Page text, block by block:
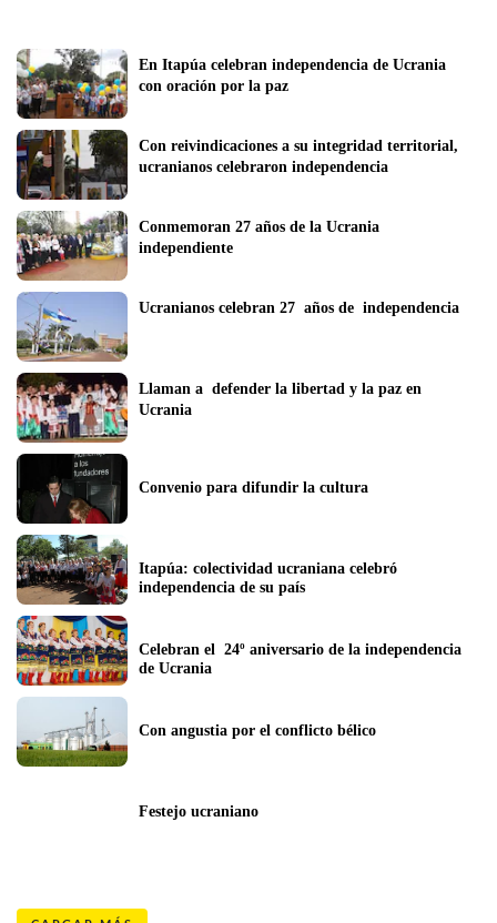
En Itapúa celebran independencia de Ucrania
con oración por la paz
Con reivindicaciones a su integridad territorial,
ucranianos celebraron independencia
Conmemoran 27 años de la Ucrania
independiente
Ucranianos celebran 27  años de  independencia
Llaman a  defender la libertad y la paz en
Ucrania
Convenio para difundir la cultura
Itapúa: colectividad ucraniana celebró
independencia de su país
Celebran el  24º aniversario de la independencia
de Ucrania
Con angustia por el conflicto bélico
Festejo ucraniano